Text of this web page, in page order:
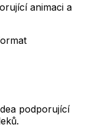
animaci a
podporující